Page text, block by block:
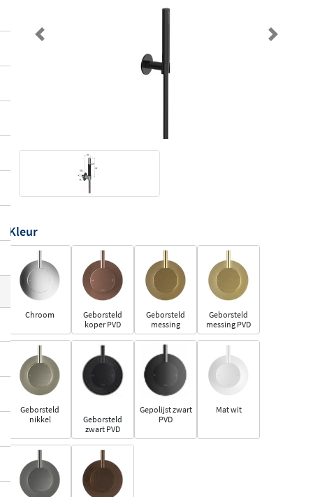
Previous Next
Kleur
Chroom
Geborsteld
koper PVD
Geborsteld
messing
Geborsteld
messing PVD
Geborsteld
nikkel
Geborsteld
zwart PVD
Gepolijst zwart
PVD
Mat wit